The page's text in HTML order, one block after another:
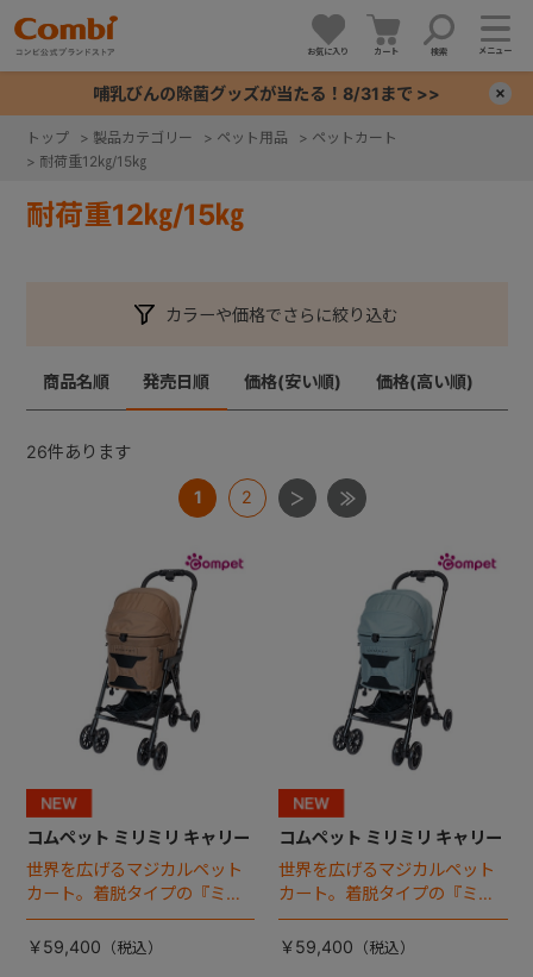
お気に入り カート 検索 メニュー
哺乳びんの除菌グッズが当たる！8/31まで >>
トップ > 製品カテゴリー > ペット用品 > ペットカート
> 耐荷重12㎏/15㎏
耐荷重12㎏/15㎏
カラーや価格でさらに絞り込む
商品名順 発売日順 価格(安い順) 価格(高い順)
26件あります
1 2
コムペット ミリミリ キャリー
世界を広げるマジカルペット
カート。着脱タイプの『ミリ
ミリ キャリー』 からアースカ
ラーが登場！
￥59,400
コムペット ミリミリ キャリー
世界を広げるマジカルペット
カート。着脱タイプの『ミリ
ミリ キャリー』 からアースカ
ラーが登場！
￥59,400